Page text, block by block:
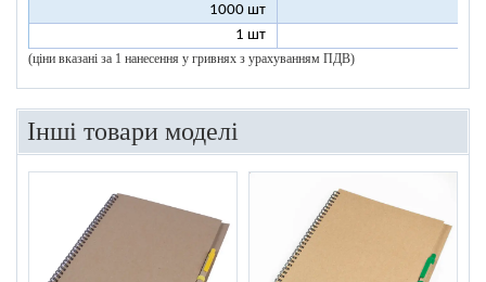
1000 шт
1 шт
(ціни вказані за 1 нанесення у гривнях з урахуванням ПДВ)
Інші товари моделі